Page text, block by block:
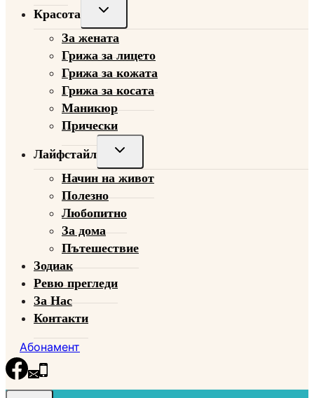
Красота
Toggle
menu
За жената
Грижа за лицето
Грижа за кожата
Грижа за косата
Маникюр
Прически
Лайфстайл
Toggle
menu
Начин на живот
Полезно
Любопитно
За дома
Пътешествие
Зодиак
Ревю прегледи
За Нас
Контакти
Абонамент